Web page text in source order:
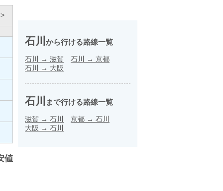
値
石川 から行ける路線一覧
石川 → 滋賀 石川 → 京都
石川
→ 大阪
石川 まで行ける路線一覧
滋賀 → 石川 京都 → 石川
大阪 → 石川